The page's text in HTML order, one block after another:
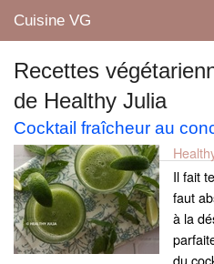
Cuisine VG
Mes blogs préférés
Recettes
de Healthy Julia
Cocktail fraîcheur au
Il fait
faut
à la
du